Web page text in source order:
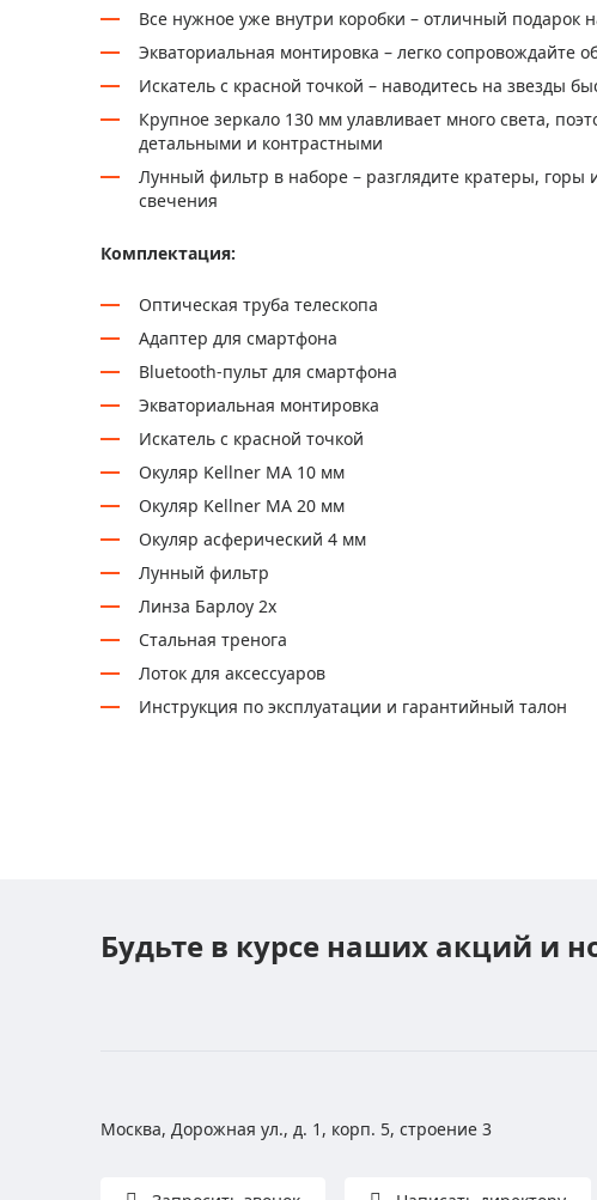
Все нужное уже внутри коробки – отличный подарок
Экваториальная монтировка – легко сопровождайте
Искатель с красной точкой – наводитесь на звезды
Крупное зеркало 130 мм улавливает много света,
детальными и контрастными
Лунный фильтр в наборе – разглядите кратеры,
свечения
Комплектация:
Оптическая труба телескопа
Адаптер для смартфона
Bluetooth-пульт для смартфона
Экваториальная монтировка
Искатель с красной точкой
Окуляр Kellner MA 10 мм
Окуляр Kellner MA 20 мм
Окуляр асферический 4 мм
Лунный фильтр
Линза Барлоу 2х
Стальная тренога
Лоток для аксессуаров
Инструкция по эксплуатации и гарантийный талон
Будьте в курсе наших акций и
Москва, Дорожная ул., д. 1, корп. 5, строение 3